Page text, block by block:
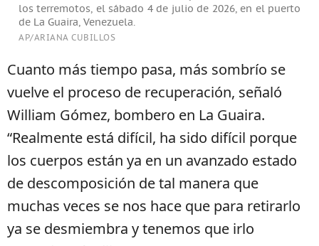
los terremotos, el sábado 4 de julio de 2026, en el puerto
de La Guaira, Venezuela.
AP/ARIANA CUBILLOS
Cuanto más tiempo pasa, más sombrío se
vuelve el proceso de recuperación, señaló
William Gómez, bombero en La Guaira.
“Realmente está difícil, ha sido difícil porque
los cuerpos están ya en un avanzado estado
de descomposición de tal manera que
muchas veces se nos hace que para retirarlo
ya se desmiembra y tenemos que irlo